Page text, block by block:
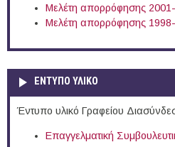
Μελέτη απορρόφησης
Μελέτη απορρόφησης
ΕΝΤΥΠΟ ΥΛΙΚΟ
Έντυπο υλικό Γραφείου
Επαγγελματική